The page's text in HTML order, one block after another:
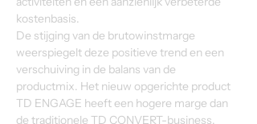
kostenbasis.
De stijging van de brutowinstmarge
weerspiegelt deze positieve trend en een
verschuiving in de balans van de
productmix. Het nieuw opgerichte product
TD ENGAGE heeft een hogere marge dan
de traditionele TD CONVERT-business.